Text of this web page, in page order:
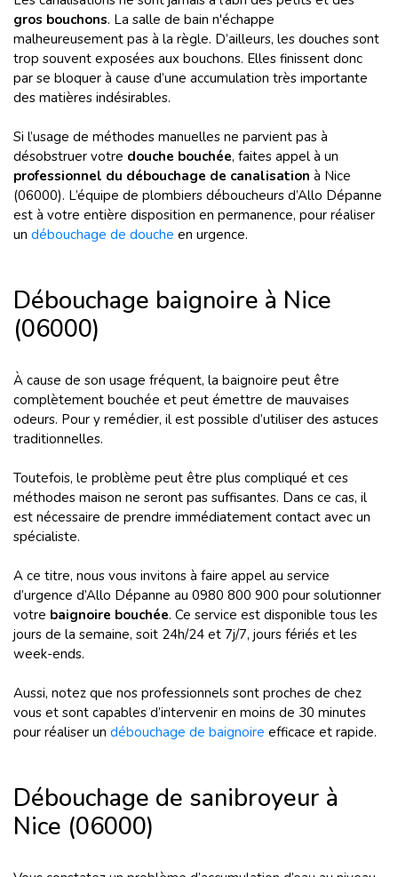
gros bouchons. La salle de bain n'échappe
malheureusement pas à la règle. D’ailleurs, les douches sont
trop souvent exposées aux bouchons. Elles finissent donc
par se bloquer à cause d’une accumulation très importante
des matières indésirables.
Si l’usage de méthodes manuelles ne parvient pas à
désobstruer votre douche bouchée, faites appel à un
professionnel du débouchage de canalisation à Nice
(06000). L’équipe de plombiers déboucheurs d’Allo Dépanne
est à votre entière disposition en permanence, pour réaliser
un débouchage de douche en urgence.
Débouchage baignoire à Nice
(06000)
À cause de son usage fréquent, la baignoire peut être
complètement bouchée et peut émettre de mauvaises
odeurs. Pour y remédier, il est possible d’utiliser des astuces
traditionnelles.
Toutefois, le problème peut être plus compliqué et ces
méthodes maison ne seront pas suffisantes. Dans ce cas, il
est nécessaire de prendre immédiatement contact avec un
spécialiste.
A ce titre, nous vous invitons à faire appel au service
d’urgence d’Allo Dépanne au 0980 800 900 pour solutionner
votre baignoire bouchée. Ce service est disponible tous les
jours de la semaine, soit 24h/24 et 7j/7, jours fériés et les
week-ends.
Aussi, notez que nos professionnels sont proches de chez
vous et sont capables d’intervenir en moins de 30 minutes
pour réaliser un débouchage de baignoire efficace et rapide.
Débouchage de sanibroyeur à
Nice (06000)